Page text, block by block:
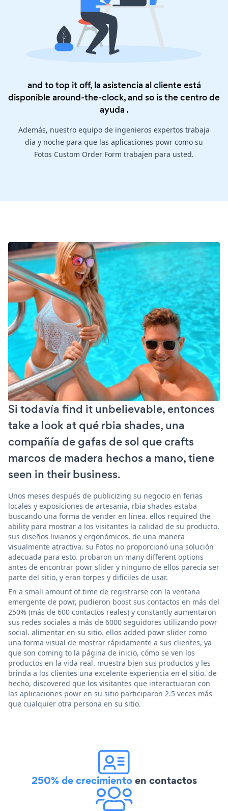
and to top it off, la asistencia al cliente está
disponible around-the-clock, and so is thecentro de
ayuda .
Además, nuestro equipo de ingenieros expertos trabaja
día y noche para que las aplicaciones powr como su
Fotos Custom Order Form trabajen para usted.
Si todavía find it unbelievable, entonces
take a look at qué rbia shades, una
compañía de gafas de sol que crafts
marcos de madera hechos a mano, tiene
seen in their business.
Unos meses después de publicizing su negocio en ferias
locales y exposiciones de artesanía, rbia shades estaba
buscando una forma de vender en línea. ellos required the
ability para mostrar a los visitantes la calidad de su producto,
sus diseños livianos y ergonómicos, de una manera
visualmente atractiva. su Fotos no proporcionó una solución
adecuada para esto. probaron un many different options
antes de encontrar powr slider y ninguno de ellos parecía ser
parte del sitio, y eran torpes y difíciles de usar.
En a small amount of time de registrarse con la ventana
emergente de powr, pudieron boost sus contactos en más del
250% (más de 600 contactos reales) y constantly aumentaron
sus redes sociales a más de 6000 seguidores utilizando powr
social. alimentar en su sitio. ellos added powr slider como
una forma visual de mostrar rápidamente a sus clientes, ya
que son coming to la página de inicio, cómo se ven los
productos en la vida real. muestra bien sus productos y les
brinda a los clientes una excelente experiencia en el sitio. de
hecho, discovered que los visitantes que interactuaron con
las aplicaciones powr en su sitio participaron 2.5 veces más
que cualquier otra persona en su sitio.
250% de crecimientoen contactos